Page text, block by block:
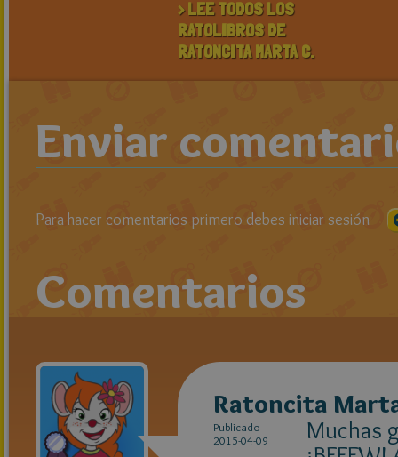
> LEE TODOS LOS
RATOLIBROS DE
RATONCITA MARTA C.
Enviar
Para hacer comentarios primero debes iniciar sesión
Comentarios
Ratoncita
Publicado
2015-04-09
Muchas